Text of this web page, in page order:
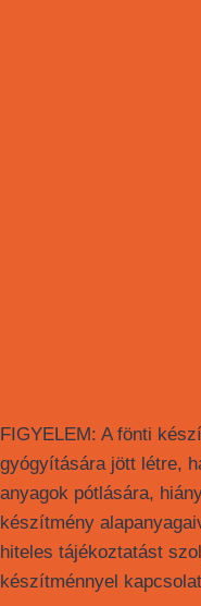
FIGYELEM: A fönti
gyógyítására jött létre,
anyagok pótlására,
készítmény
hiteles tájékoztatást
készítménnyel